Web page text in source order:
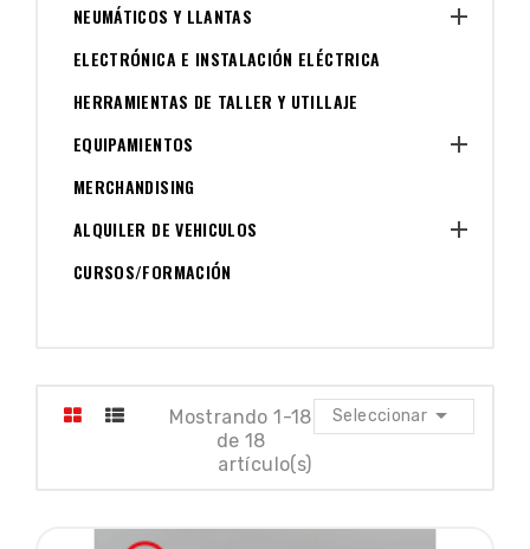
NEUMÁTICOS Y LLANTAS 
ELECTRÓNICA E INSTALACIÓN ELÉCTRICA
HERRAMIENTAS DE TALLER Y UTILLAJE
EQUIPAMIENTOS

MERCHANDISING
ALQUILER DE VEHICULOS

CURSOS/FORMACIÓN
Seleccionar 
Mostrando 1-18
de 18
artículo(s)